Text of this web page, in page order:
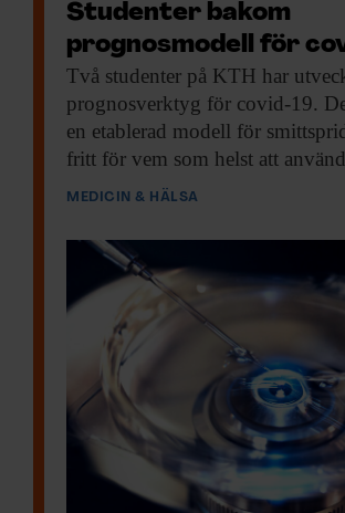
Studenter bakom
prognosmodell för
Två studenter på KTH har
prognosverktyg för covid-19.
en etablerad modell för
fritt för vem som helst att
MEDICIN & HÄLSA